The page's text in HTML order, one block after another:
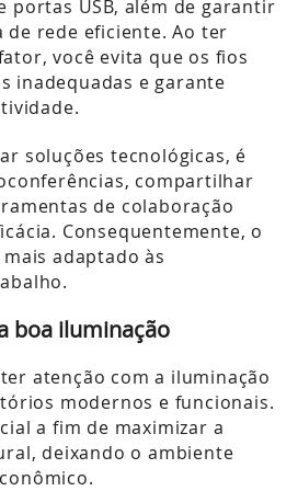
portas USB, além de garantir
rede eficiente. Ao ter
você evita que os fios
inadequadas e garante
soluções tecnológicas, é
compartilhar
de colaboração
Consequentemente, o
adaptado às
boa iluminação
atenção com a iluminação
modernos e funcionais.
a fim de maximizar a
deixando o ambiente